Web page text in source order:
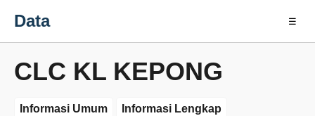
Data ☰
CLC KL KEPONG
Informasi Umum
Informasi Lengkap